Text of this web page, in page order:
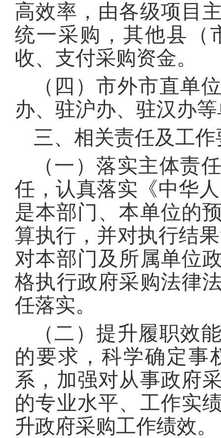
高效率，由各级项目
统一采购，其他县（
收、支付采购资金。
（四）市外市直单
办、驻沪办、驻汉办
三、相关责任及工作
（一）落实主体责
任，认真落实《中华
是本部门、本单位的
算执行，并对执行结
对本部门及所属单位
格执行政府采购法律
任落实。
（二）提升履职效
的要求，科学确定事
系，加强对从事政府
的专业水平、工作实
升政府采购工作绩效。